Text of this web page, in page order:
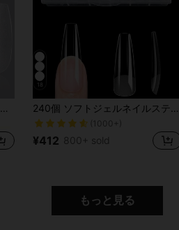
24サイズ x 10本セット フロスト加工 ショートコフィン型 つけ爪 240本入り ネイルサロン/プレスオンネイル/ジェルネイルキット/ネイル用品 偽ネイル 偽爪 フェイクネイル つけ爪
18
240個 ソフトジェルネイルステッカー、セミマット フルカバレッジ プレスオンネイルステッカー、アーモンド型、スクエア型、コフィン型、フレンチチップ付き、薄い前面厚い後面デザインで確実な装着、取り外し可能ジェルエクステンション、プレスオンネイルアートサプライ、女性&女の子のDIYマニキュアに適しています
(1000+)
¥412 800+ sold
もっと見る